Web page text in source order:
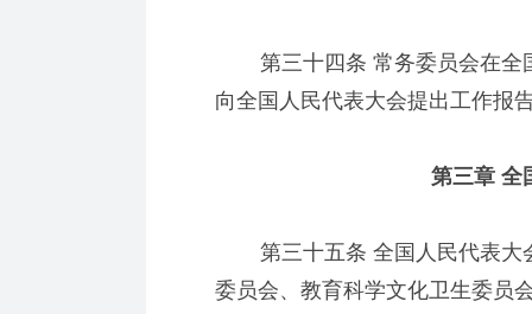
第三十四条 常务委员会在全
向全国人民代表大会提出工作报
第三章 全
第三十五条 全国人民代表大
委员会、教育科学文化卫生委员